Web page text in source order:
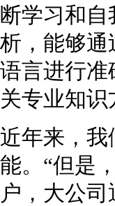
断学习和
析，能够通
语言进行准
关专业知识
近年来，
能。“但是
户，大公